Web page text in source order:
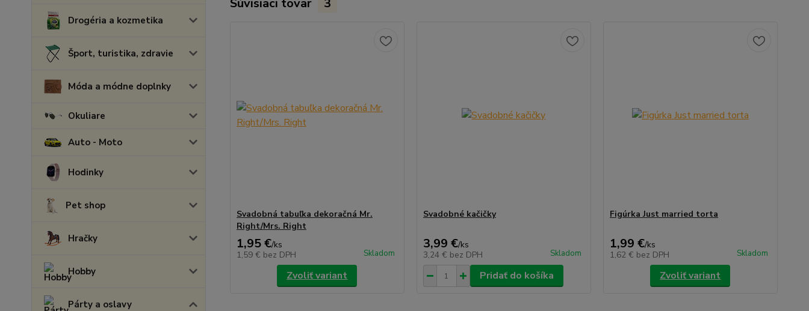
Drogéria a kozmetika
Šport, turistika, zdravie
Móda a módne doplnky
Okuliare
Auto - Moto
Hodinky
Pet shop
Hračky
Hobby
Párty a oslavy
Súvisiaci tovar 3
Svadobná tabuľka dekoračná Mr.
Right/Mrs. Right
1,95 €/ks
1,59 € bez DPH Skladom
Zvoliť variant
Svadobné kačičky
3,99 €/ks
3,24 € bez DPH Skladom
Pridať do košíka
Figúrka Just married torta
1,99 €/ks
1,62 € bez DPH Skladom
Zvoliť variant